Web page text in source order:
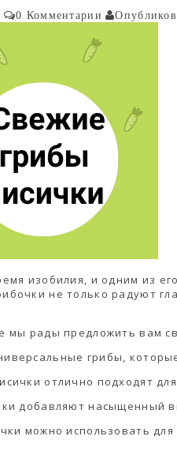
0 Комментарии
изобилия, и одним из
не только радуют
мы рады предложить вам
грибы,
отлично подходят
добавляют насыщенный
можно использовать